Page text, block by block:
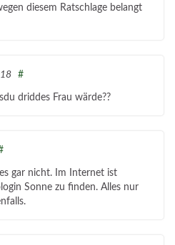
diesem Ratschlage belangt
#
driddes Frau wärde??
gar nicht. Im Internet ist
Sonne zu finden. Alles nur